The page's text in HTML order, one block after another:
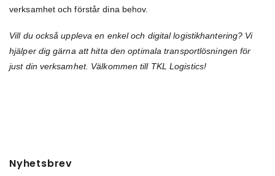
verksamhet och förstår dina behov.
Vill du också uppleva en enkel och digital logistikhantering? Vi
hjälper dig gärna att hitta den optimala transportlösningen för
just din verksamhet. Välkommen till TKL Logistics!
Nyhetsbrev